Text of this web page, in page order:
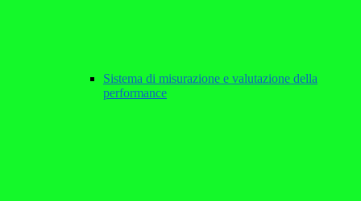
Sistema di misurazione e valutazione della
performance